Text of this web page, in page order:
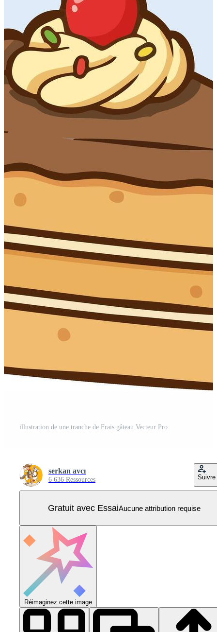
illustration de une tranche de Frais gâteau Vecteur Pro
serkan avcı
6 636 Ressources Suivre
Gratuit avec EssaiAucune attribution requise
Réimaginez cette image